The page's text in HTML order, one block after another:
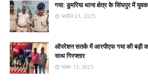
गया: डुमरिया थाना क्षेत्र के सिंघपुर में
अप्रैल 21, 2025
ऑपरेशन सतर्क में आरपीएफ गया की बड़ी
साथ गिरफ्तार
नवंबर 13, 2025